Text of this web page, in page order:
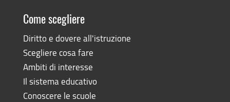
Come scegliere
Diritto e dovere all'istruzione
Scegliere cosa fare
Ambiti di interesse
Il sistema educativo
Conoscere le scuole